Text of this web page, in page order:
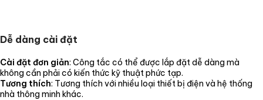
Dễ dàng cài đặt
Cài đặt đơn giản: Công tắc có thể được lắp đặt dễ dàng mà
không cần phải có kiến thức kỹ thuật phức tạp.
Tương thích: Tương thích với nhiều loại thiết bị điện và hệ thống
nhà thông minh khác.